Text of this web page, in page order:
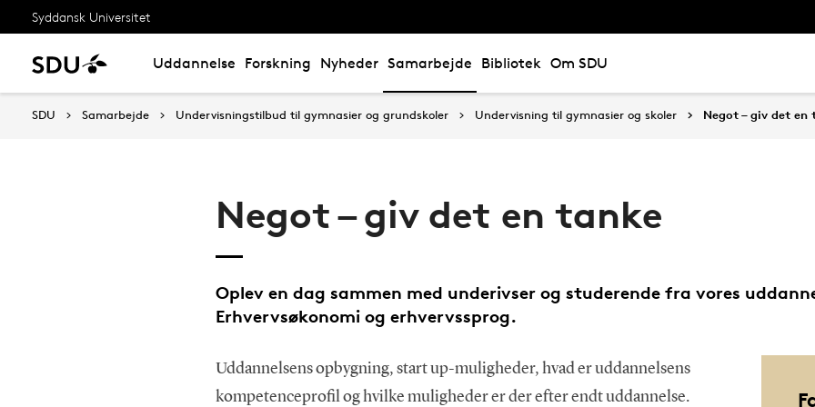
Syddansk Universitet
Uddannelse Forskning Nyheder Samarbejde Bibliotek Om SDU
SDU Samarbejde Undervisningstilbud til gymnasier og grundskoler Undervisning til gymnasier og skoler Negot – giv det en
Negot – giv det en tanke
Oplev en dag sammen med underivser og studerende fra vores
Erhvervsøkonomi og erhvervssprog.
Uddannelsens opbygning, start up-muligheder, hvad er uddannelsens
kompetenceprofil og hvilke muligheder er der efter endt uddannelse.